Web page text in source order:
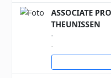
ASSOCIATE
THEUNISSEN
-
-